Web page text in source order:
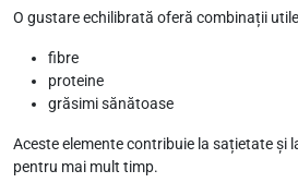
O gustare echilibrată oferă combinații
fibre
proteine
grăsimi sănătoase
Aceste elemente contribuie la sațietate și
pentru mai mult timp.